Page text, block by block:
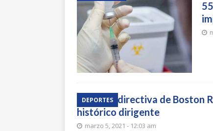
DEPORTES
Nueva directiva de Boston
histórico dirigente
marzo 5, 2021 - 12:03 am